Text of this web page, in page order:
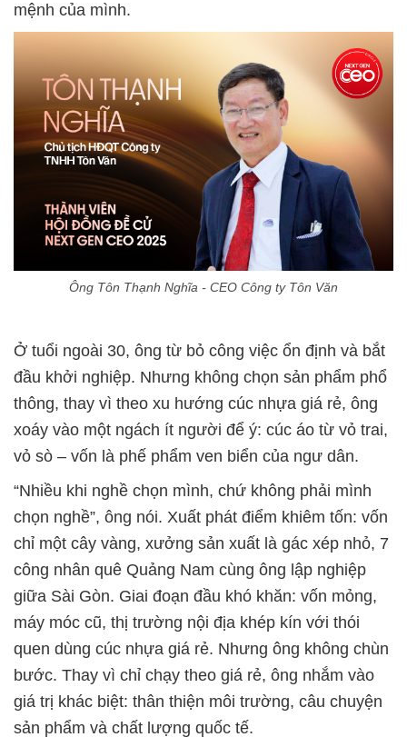
mệnh của mình.
Ông Tôn Thạnh Nghĩa - CEO Công ty Tôn Văn
Ở tuổi ngoài 30, ông từ bỏ công việc ổn định và bắt
đầu khởi nghiệp. Nhưng không chọn sản phẩm phổ
thông, thay vì theo xu hướng cúc nhựa giá rẻ, ông
xoáy vào một ngách ít người để ý: cúc áo từ vỏ trai,
vỏ sò – vốn là phế phẩm ven biển của ngư dân.
“Nhiều khi nghề chọn mình, chứ không phải mình
chọn nghề”, ông nói. Xuất phát điểm khiêm tốn: vốn
chỉ một cây vàng, xưởng sản xuất là gác xép nhỏ, 7
công nhân quê Quảng Nam cùng ông lập nghiệp
giữa Sài Gòn. Giai đoạn đầu khó khăn: vốn mỏng,
máy móc cũ, thị trường nội địa khép kín với thói
quen dùng cúc nhựa giá rẻ. Nhưng ông không chùn
bước. Thay vì chỉ chạy theo giá rẻ, ông nhắm vào
giá trị khác biệt: thân thiện môi trường, câu chuyện
sản phẩm và chất lượng quốc tế.